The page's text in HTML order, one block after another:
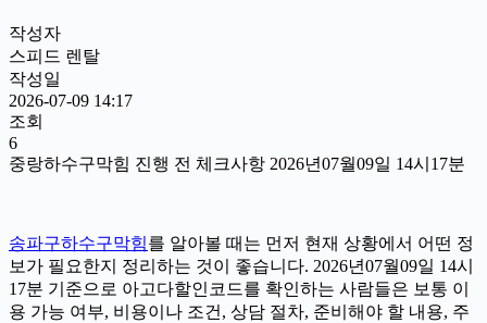
작성자
스피드 렌탈
작성일
2026-07-09 14:17
조회
6
중랑하수구막힘 진행 전 체크사항 2026년07월09일 14시17분
송파구하수구막힘를 알아볼 때는 먼저 현재 상황에서 어떤 정
보가 필요한지 정리하는 것이 좋습니다. 2026년07월09일 14시
17분 기준으로 아고다할인코드를 확인하는 사람들은 보통 이
용 가능 여부, 비용이나 조건, 상담 절차, 준비해야 할 내용, 주